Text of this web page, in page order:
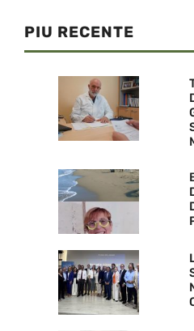
PIU RECENTE